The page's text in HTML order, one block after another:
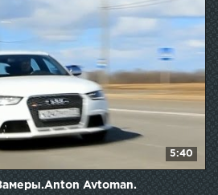
5:40
Avtoman.